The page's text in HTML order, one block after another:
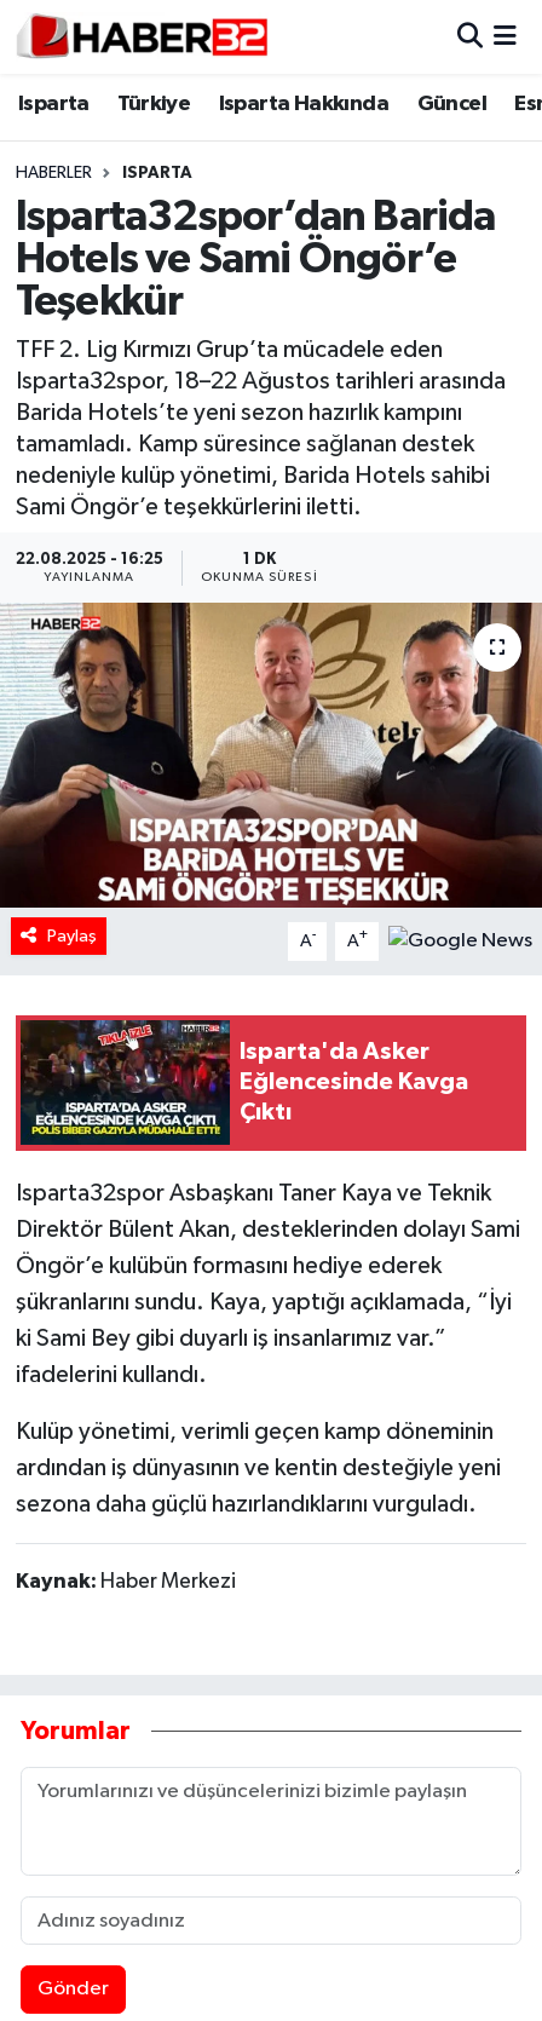
Isparta Türkiye Isparta Hakkında Güncel
HABERLER ISPARTA
Isparta32spor’dan Barida
Hotels ve Sami Öngör’e
Teşekkür
TFF 2. Lig Kırmızı Grup’ta mücadele eden
Isparta32spor, 18–22 Ağustos tarihleri arasında
Barida Hotels’te yeni sezon hazırlık kampını
tamamladı. Kamp süresince sağlanan destek
nedeniyle kulüp yönetimi, Barida Hotels sahibi
Sami Öngör’e teşekkürlerini iletti.
22.08.2025 - 16:25
YAYINLANMA
1 DK
OKUNMA SÜRESI
Paylaş A- A+
Isparta'da Asker
Eğlencesinde Kavga
Çıktı
Isparta32spor Asbaşkanı Taner Kaya ve Teknik
Direktör Bülent Akan, desteklerinden dolayı Sami
Öngör’e kulübün formasını hediye ederek
şükranlarını sundu. Kaya, yaptığı açıklamada, “İyi
ki Sami Bey gibi duyarlı iş insanlarımız var.”
ifadelerini kullandı.
Kulüp yönetimi, verimli geçen kamp döneminin
ardından iş dünyasının ve kentin desteğiyle yeni
sezona daha güçlü hazırlandıklarını vurguladı.
Kaynak: Haber Merkezi
Yorumlar
Gönder
Isparta
Esnaf Diyor ki;
ASAYİŞ
BİLİM VE TEKNOLOJİ
EĞİTİM
GENEL
Güncel
HABERDE İNSAN
İlginç
KÜLTÜR SANAT
MAGAZİN
Oyun
POLİTİKA
RESMİ İLANLAR
SAĞLIK
Spor
Tarihi Yapılarımız
Teknoloji
Türkiye
Yerel
İletişim
Künye
Isparta Nöbetçi Eczaneler
Isparta Trafik Yoğunluk Haritası
Süper Lig Puan Durumu ve Fikstür
Tüm Manşetler
Son Dakika Haberleri
Haber Arşivi